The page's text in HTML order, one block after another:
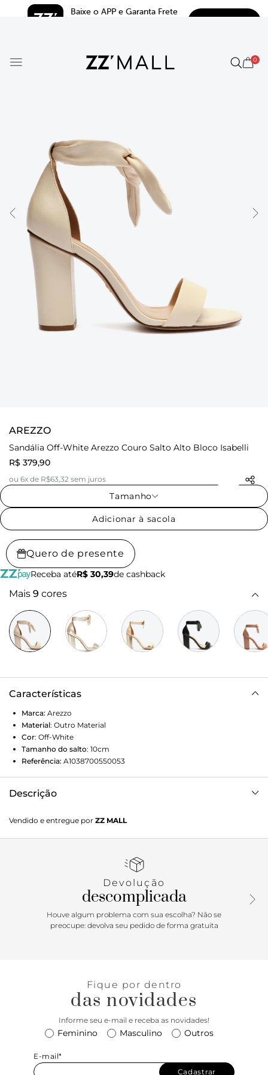
Baixe o APP e Garanta Frete
0
AREZZO
Sandália Off-White Arezzo Couro Salto Alto Bloco Isabelli
R$ 379,90
ou 6x de R$63,32 sem juros
Tamanho
Adicionar à sacola
Quero de presente
Receba atéR$ 30,39de cashback
Mais 9 cores
Características
Marca: Arezzo
Material: Outro Material
Cor: Off-White
Tamanho do salto: 10cm
Referência: A1038700550053
Descrição
bloco e bico redondo. Traz tira média sobre os dedos.
Fechada no calcanhar, possui tiras em torno do tornozelo,
Vendido e entregue por ZZ MALL
Devolução
descomplicada
Houve algum problema com sua escolha? Não se
preocupe: devolva seu pedido de forma gratuita
Fique por dentro
das novidades
Informe seu e-mail e receba as novidades!
Feminino Masculino Outros
E-mail*
Cadastrar